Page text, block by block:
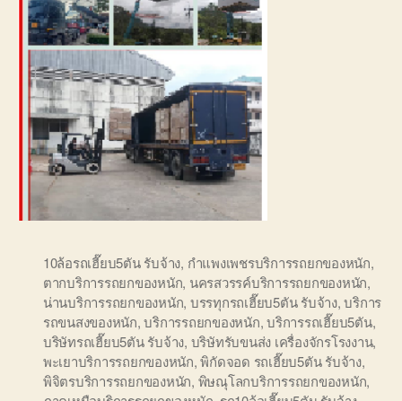
10ล้อรถเฮี๊ยบ5ตัน รับจ้าง, กำแพงเพชรบริการรถยกของหนัก,
ตากบริการรถยกของหนัก, นครสวรรค์บริการรถยกของหนัก,
น่านบริการรถยกของหนัก, บรรทุกรถเฮี๊ยบ5ตัน รับจ้าง,บริการ
รถขนสงของหนัก,บริการรถยกของหนัก,บริการรถเฮี๊ยบ5ตัน,
บริษัทรถเฮี๊ยบ5ตัน รับจ้าง, บริษัทรับขนส่ง เครื่องจักรโรงงาน,
พะเยาบริการรถยกของหนัก,พิกัดจอด รถเฮี๊ยบ5ตัน รับจ้าง,
พิจิตรบริการรถยกของหนัก, พิษณุโลกบริการรถยกของหนัก,